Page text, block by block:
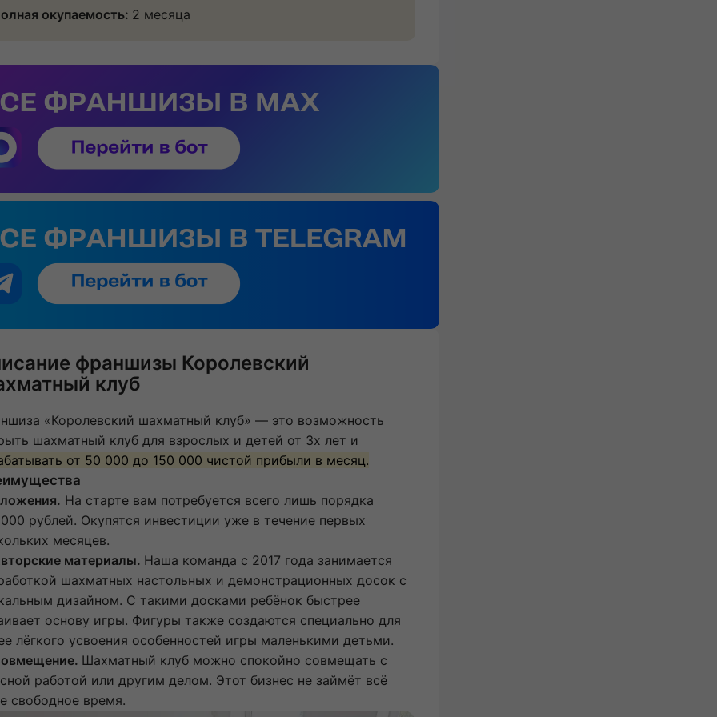
окупаемость: 2 месяца
франшизы Королевский
клуб
«Королевский шахматный клуб» — это возможность
шахматный клуб для взрослых и детей от 3х лет и
от 50 000 до 150 000 чистой прибыли в месяц.
На старте вам потребуется всего лишь порядка
рублей. Окупятся инвестиции уже в течение первых
месяцев.
материалы. Наша команда с 2017 года занимается
шахматных настольных и демонстрационных досок с
дизайном. С такими досками ребёнок быстрее
основу игры. Фигуры также создаются специально для
лёгкого усвоения особенностей игры маленькими детьми.
Шахматный клуб можно спокойно совмещать с
работой или другим делом. Этот бизнес не займёт всё
свободное время.